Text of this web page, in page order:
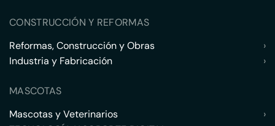
CONSTRUCCIÓN Y REFORMAS
Reformas, Construcción y Obras
›
Industria y Fabricación
›
MASCOTAS
Mascotas y Veterinarios
›